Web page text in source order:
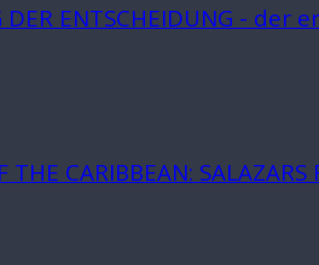
DER ENTSCHEIDUNG -
THE CARIBBEAN: SALAZARS